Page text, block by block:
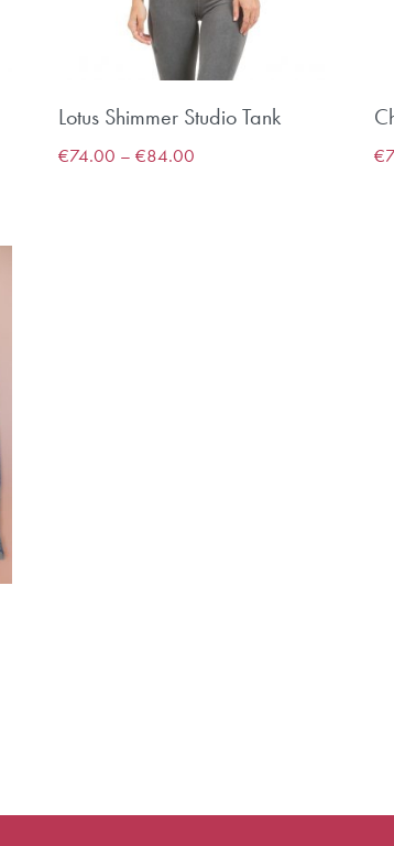
Lotus Shimmer Studio Tank
€74.00 – €84.00 €